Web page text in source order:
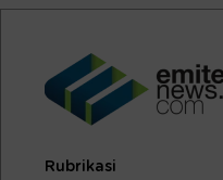
Rubrikasi